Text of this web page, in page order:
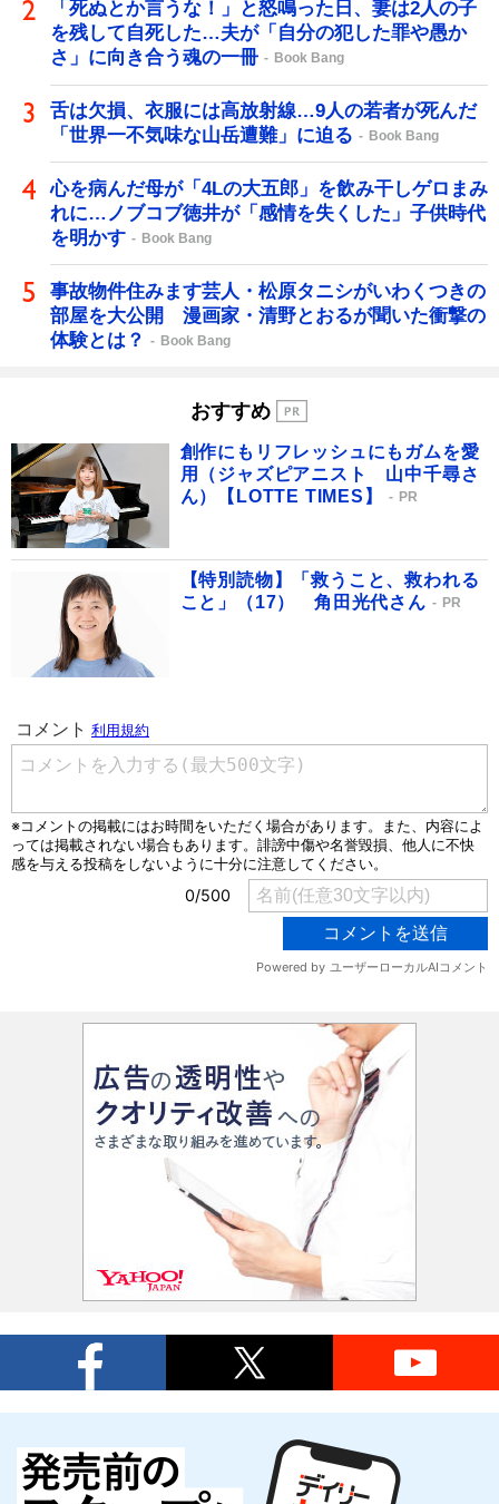
「死ぬとか言うな！」と怒鳴った日、妻は2人の子
を残して自死した…夫が「自分の犯した罪や愚か
さ」に向き合う魂の一冊
Book Bang
舌は欠損、衣服には高放射線…9人の若者が死んだ
「世界一不気味な山岳遭難」に迫る
Book Bang
心を病んだ母が「4Lの大五郎」を飲み干しゲロまみ
れに…ノブコブ徳井が「感情を失くした」子供時代
を明かす
Book Bang
事故物件住みます芸人・松原タニシがいわくつきの
部屋を大公開 漫画家・清野とおるが聞いた衝撃の
体験とは？
Book Bang
おすすめ
創作にもリフレッシュにもガムを愛
用（ジャズピアニスト 山中千尋さ
ん）【LOTTE TIMES】
PR
【特別読物】「救うこと、救われる
こと」（17） 角田光代さん
PR